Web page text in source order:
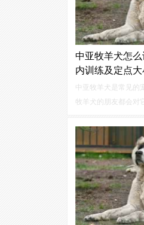
中亚牧羊犬怎
内训练及定点
中亚牧羊犬是常见的
牧羊犬的朋友都会对
的训练项目，那我们
呢？下面随小编一起
训练...